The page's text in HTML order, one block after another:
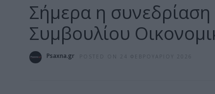
Σήμερα η
Συμβουλίου
Psaxna.gr POSTED ON 24 ΦΕΒΡΟΥΑΡΊΟΥ 2026